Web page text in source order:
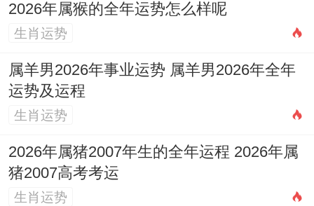
面对「比劫争财」的运势。不可盲目依靠价
智，深耕细分市场，打造技术或模式护城
河，提供难以被简单复制的价值，在团队建
员，形成思维与技能 上的协同，而非简单的
强强叠加。
2026年属猴的全年运势怎么样呢
生肖运势
属羊男2026年事业运势 属羊男2026年全年
运势及运程
生肖运势
2026年属猪2007年生的全年运程 2026年属
猪2007高考考运
生肖运势